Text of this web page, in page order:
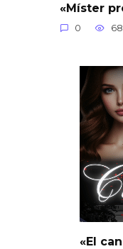
«Míster
0 68
«El